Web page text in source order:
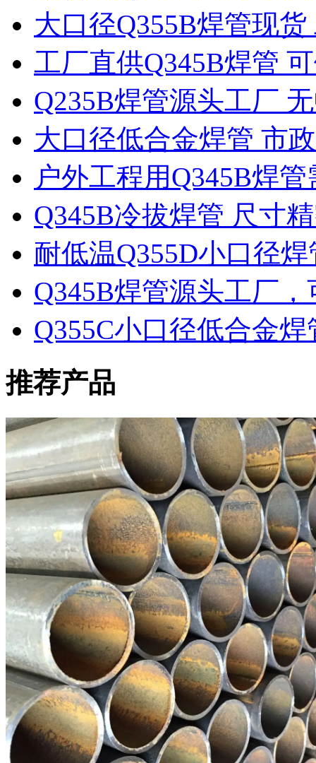
大口径Q355B焊管现
工厂直供Q345B焊管
Q235B焊管源头工厂
大口径低合金焊管 市
户外工程用Q345B焊
Q345B冷拔焊管 尺寸
耐低温Q355D小口径
Q345B焊管源头工厂
Q355C小口径低合金
推荐产品